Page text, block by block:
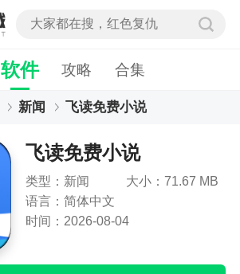
软件 攻略 合集
新闻 飞读免费小说
飞读免费小说
类型：新闻
大小：71.67 MB
语言：简体中文
时间：2026-08-04